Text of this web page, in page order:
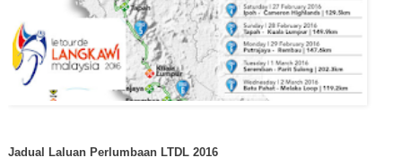
Jadual Laluan Perlumbaan LTDL 2016